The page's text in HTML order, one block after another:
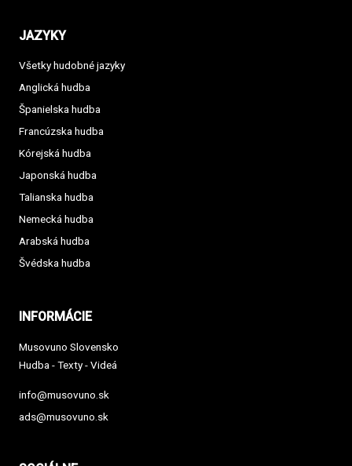
JAZYKY
Všetky hudobné jazyky
Anglická hudba
Španielska hudba
Francúzska hudba
Kórejská hudba
Japonská hudba
Talianska hudba
Nemecká hudba
Arabská hudba
Švédska hudba
INFORMÁCIE
Musovuno Slovensko
Hudba - Texty - Videá
info@musovuno.sk
ads@musovuno.sk